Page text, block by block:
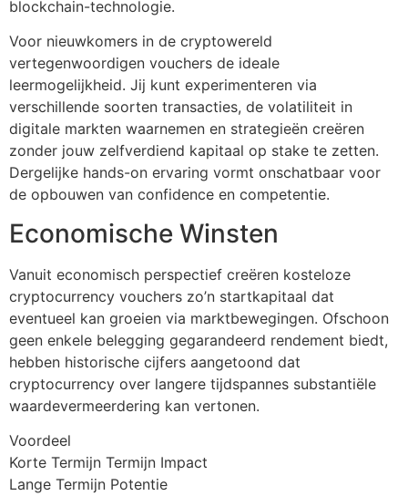
blockchain-technologie.
Voor nieuwkomers in de cryptowereld
vertegenwoordigen vouchers de ideale
leermogelijkheid. Jij kunt experimenteren via
verschillende soorten transacties, de volatiliteit in
digitale markten waarnemen en strategieën creëren
zonder jouw zelfverdiend kapitaal op stake te zetten.
Dergelijke hands-on ervaring vormt onschatbaar voor
de opbouwen van confidence en competentie.
Economische Winsten
Vanuit economisch perspectief creëren kosteloze
cryptocurrency vouchers zo’n startkapitaal dat
eventueel kan groeien via marktbewegingen. Ofschoon
geen enkele belegging gegarandeerd rendement biedt,
hebben historische cijfers aangetoond dat
cryptocurrency over langere tijdspannes substantiële
waardevermeerdering kan vertonen.
Voordeel
Korte Termijn Termijn Impact
Lange Termijn Potentie